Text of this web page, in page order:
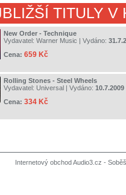
TITULY V
New Order - Technique
Vydavatel: Warner Music | Vydáno:
Cena: 659 Kč
Rolling Stones - Steel Wheels
Vydavatel: Universal | Vydáno: 10.7.2009
Cena: 334 Kč
Internetový obchod Audio3.cz -